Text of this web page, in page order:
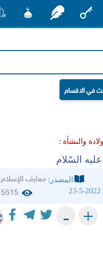
والنشأة :
السّلام
المصدر: معارف الإسلام
23-5-2022
5515
+
-